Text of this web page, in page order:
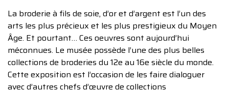
La broderie à fils de soie, d’or et d’argent est l’un des
arts les plus précieux et les plus prestigieux du Moyen
Âge. Et pourtant… Ces oeuvres sont aujourd’hui
méconnues. Le musée possède l’une des plus belles
collections de broderies du 12e au 16e siècle du monde.
Cette exposition est l’occasion de les faire dialoguer
avec d’autres chefs d’œuvre de collections